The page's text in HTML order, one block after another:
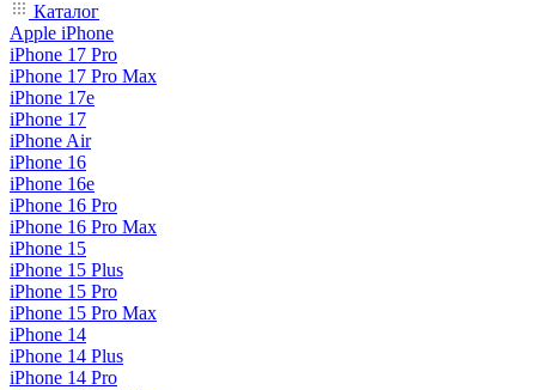
Каталог
Apple iPhone
iPhone 17 Pro
iPhone 17 Pro Max
iPhone 17e
iPhone 17
iPhone Air
iPhone 16
iPhone 16e
iPhone 16 Pro
iPhone 16 Pro Max
iPhone 15
iPhone 15 Plus
iPhone 15 Pro
iPhone 15 Pro Max
iPhone 14
iPhone 14 Plus
iPhone 14 Pro